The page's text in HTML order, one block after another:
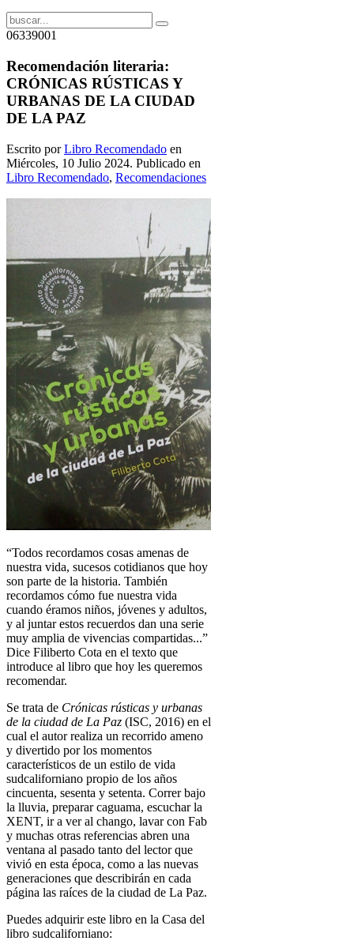
06339001
Recomendación literaria:
CRÓNICAS RÚSTICAS Y
URBANAS DE LA CIUDAD
DE LA PAZ
Escrito porLibro Recomendado en
Miércoles, 10 Julio 2024. Publicado en
Libro Recomendado, Recomendaciones
“Todos recordamos cosas amenas de
nuestra vida, sucesos cotidianos que hoy
son parte de la historia. También
recordamos cómo fue nuestra vida
cuando éramos niños, jóvenes y adultos,
y al juntar estos recuerdos dan una serie
muy amplia de vivencias compartidas...”
Dice Filiberto Cota en el texto que
introduce al libro que hoy les queremos
recomendar.
Se trata de Crónicas rústicas y urbanas
de la ciudad de La Paz (ISC, 2016) en el
cual el autor realiza un recorrido ameno
y divertido por los momentos
característicos de un estilo de vida
sudcaliforniano propio de los años
cincuenta, sesenta y setenta. Correr bajo
la lluvia, preparar caguama, escuchar la
XENT, ir a ver al chango, lavar con Fab
y muchas otras referencias abren una
ventana al pasado tanto del lector que
vivió en esta época, como a las nuevas
generaciones que describirán en cada
página las raíces de la ciudad de La Paz.
Puedes adquirir este libro en la Casa del
libro sudcaliforniano: